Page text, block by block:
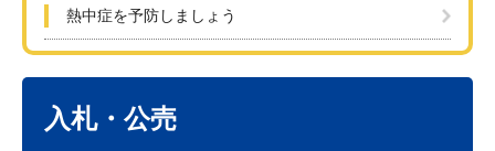
熱中症を予防しましょう
入札・公売